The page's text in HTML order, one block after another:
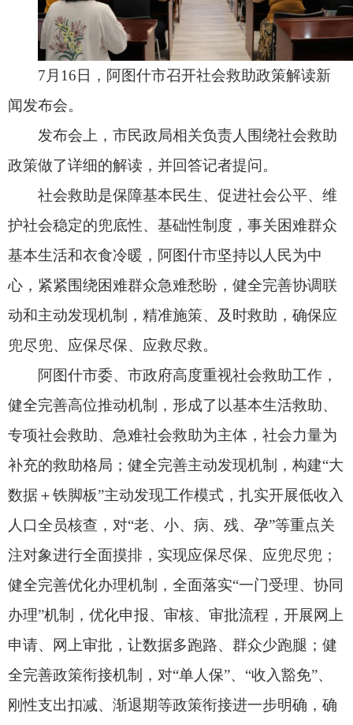
社会救助是保障基本民生、促进社会公平、维
护社会稳定的兜底性、基础性制度，事关困难群众
基本生活和衣食冷暖，阿图什市坚持以人民为中
动和主动发现机制，精准施策、及时救助，确保应
兜尽兜、应保尽保、应救尽救。
阿图什市委、市政府高度重视社会救助工作，
健全完善高位推动机制，形成了以基本生活救助、
专项社会救助、急难社会救助为主体，社会力量为
数据＋铁脚板”主动发现工作模式，扎实开展低收入
人口全员核查，对“老、小、病、残、孕”等重点关
注对象进行全面摸排，实现应保尽保、应兜尽兜；
健全完善优化办理机制，全面落实“一门受理、协同
办理”机制，优化申报、审核、审批流程，开展网上
全完善政策衔接机制，对“单人保”、“收入豁免”、
刚性支出扣减、渐退期等政策衔接进一步明确，确
保政策更接地气、更有温度；健全完善综合救助机
制，充分发挥救助“救急难”作用，切实兜住、兜好
困难群众的基本生活底线。
说：“下一步，我们将持续践行‘民政为民，民政爱
民’的宗旨，把困难群众的操心事、烦心事、揪心事
办好，推动改革发展成果更多、更公平惠及各族群
众，让困难群众生活更美好，社会保障更可靠。”